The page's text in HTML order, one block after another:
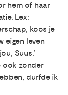
hem of haar
Lex:
koos je
eigen leven
Suus.’
ook zonder
durfde ik